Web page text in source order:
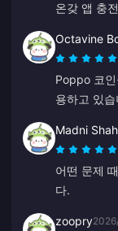
온갖 앱 충
Octavine
Poppo 코
용하고 있
다.
Madni
어떤 문제
다.
zoopry